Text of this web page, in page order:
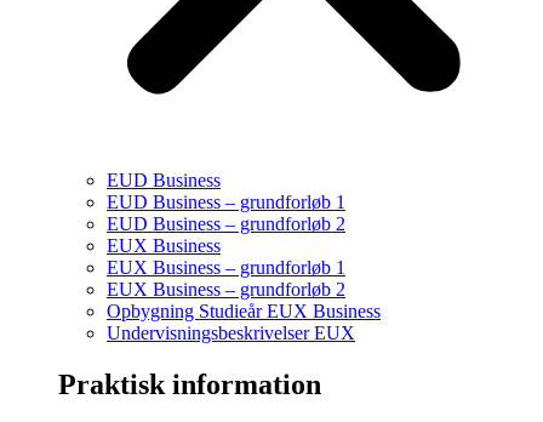
EUD Business
EUD Business – grundforløb 1
EUD Business – grundforløb 2
EUX Business
EUX Business – grundforløb 1
EUX Business – grundforløb 2
Opbygning Studieår EUX Business
Undervisningsbeskrivelser EUX
Praktisk information